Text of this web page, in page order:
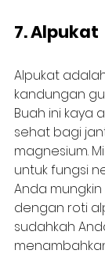
7. Alpukat
Alpukat
kandungan
Buah ini kaya
sehat bagi
magnesium.
untuk fungsi
Anda
dengan roti
sudahkah